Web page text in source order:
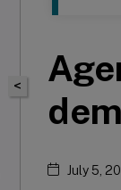
<
July 5,